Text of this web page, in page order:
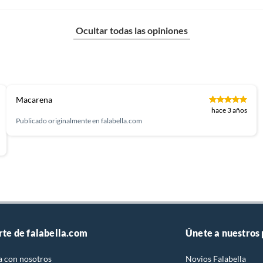
de la durabilidad y resistencia inherente al
lo que los hace ideales para áreas como salas de
dormitorios y restaurantes que desean un
tipo rústico
Ocultar todas las opiniones
Macarena
hace 3 años
Publicado originalmente en falabella.com
de falabella.com
con nosotros
Únete a nuestros
Novios Falabella